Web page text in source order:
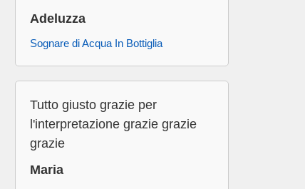
Adeluzza
Sognare di Acqua In Bottiglia
Tutto giusto grazie per
l'interpretazione grazie grazie
grazie
Maria